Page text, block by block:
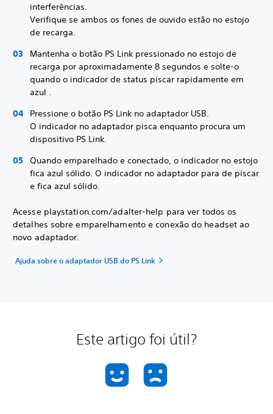
interferências.
Verifique se ambos os fones de ouvido estão no estojo
de recarga.
Mantenha o botão PS Link pressionado no estojo de
recarga por aproximadamente 8 segundos e solte-o
quando o indicador de status piscar rapidamente em
azul .
Pressione o botão PS Link no adaptador USB.
O indicador no adaptador pisca enquanto procura um
dispositivo PS Link.
Quando emparelhado e conectado, o indicador no estojo
fica azul sólido. O indicador no adaptador para de piscar
e fica azul sólido.
Acesse playstation.com/adalter-help para ver todos os
detalhes sobre emparelhamento e conexão do headset ao
novo adaptador.
Ajuda sobre o adaptador USB do PS Link
Este artigo foi útil?